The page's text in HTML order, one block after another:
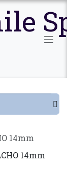
14mm